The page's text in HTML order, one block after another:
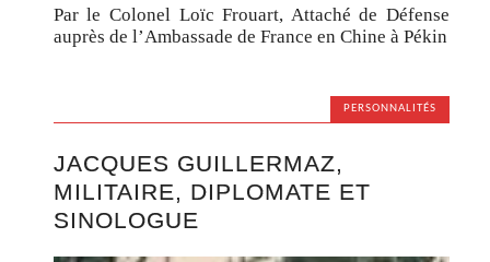
Par le Colonel Loïc Frouart, Attaché de Défense
auprès de l’Ambassade de France en Chine à Pékin
PERSONNALITÉS
JACQUES GUILLERMAZ,
MILITAIRE, DIPLOMATE ET
SINOLOGUE